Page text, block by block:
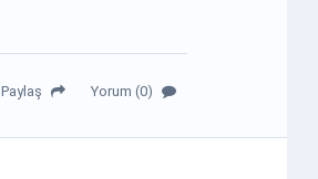
Paylaş Yorum (0)